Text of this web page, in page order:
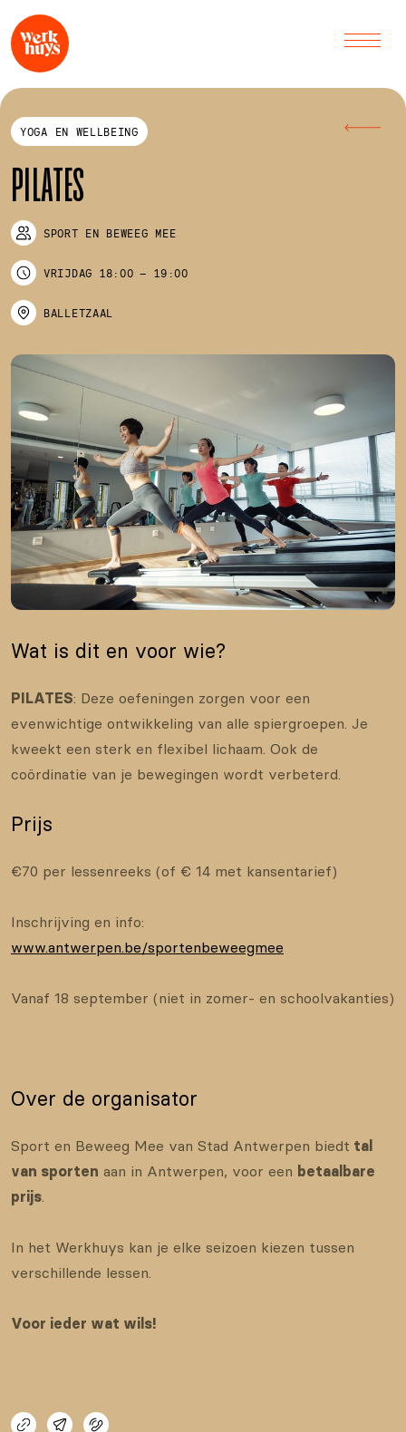
YOGA EN WELLBEING
PILATES
SPORT EN BEWEEG MEE
VRIJDAG 18:00 – 19:00
BALLETZAAL
Wat is dit en voor wie?
PILATES: Deze oefeningen zorgen voor een
evenwichtige ontwikkeling van alle spiergroepen. Je
kweekt een sterk en flexibel lichaam. Ook de
coördinatie van je bewegingen wordt verbeterd.
Prijs
€70 per lessenreeks (of € 14 met kansentarief)
Inschrijving en info:
www.antwerpen.be/sportenbeweegmee
Vanaf 18 september (niet in zomer- en schoolvakanties)
Over de organisator
Sport en Beweeg Mee van Stad Antwerpen biedt tal
van sporten aan in Antwerpen, voor een betaalbare
prijs.
In het Werkhuys kan je elke seizoen kiezen tussen
verschillende lessen.
Voor ieder wat wils!